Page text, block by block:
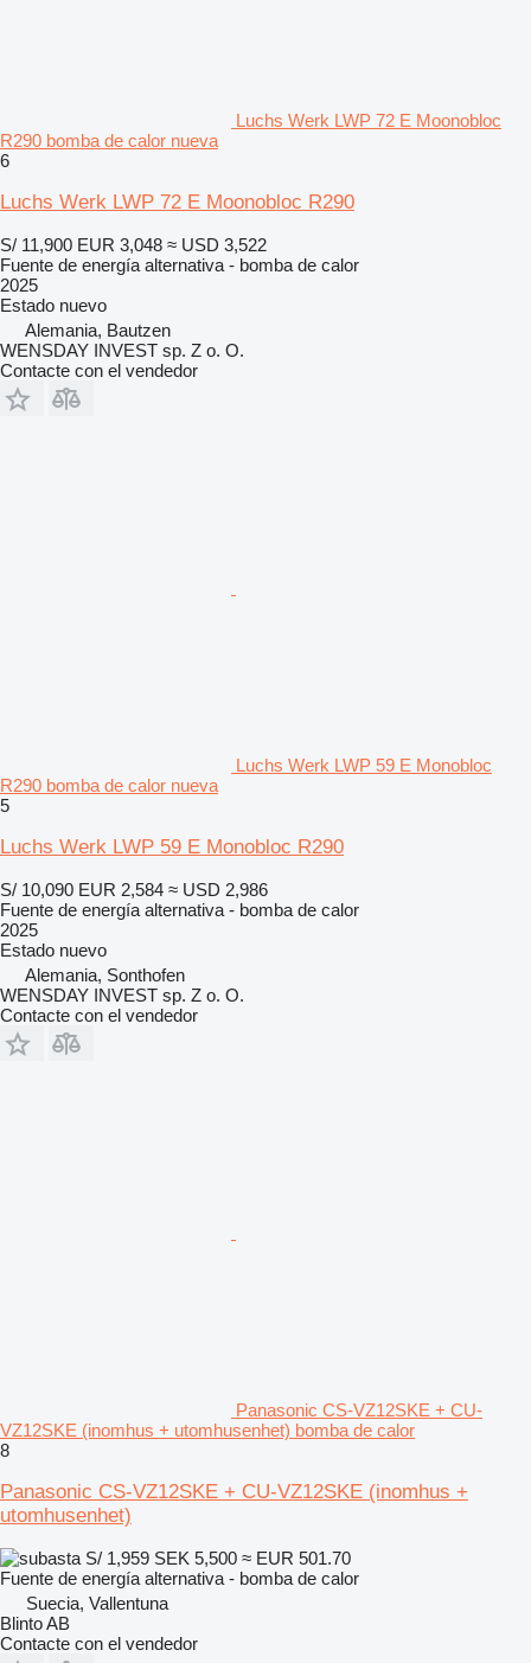
Luchs Werk LWP 72 E Moonobloc
R290 bomba de calor nueva
6
Luchs Werk LWP 72 E Moonobloc R290
S/ 11,900 EUR 3,048 ≈ USD 3,522
Fuente de energía alternativa - bomba de calor
2025
Estado nuevo
Alemania, Bautzen
WENSDAY INVEST sp. Z o. O.
Contacte con el vendedor
Luchs Werk LWP 59 E Monobloc
R290 bomba de calor nueva
5
Luchs Werk LWP 59 E Monobloc R290
S/ 10,090 EUR 2,584 ≈ USD 2,986
Fuente de energía alternativa - bomba de calor
2025
Estado nuevo
Alemania, Sonthofen
WENSDAY INVEST sp. Z o. O.
Contacte con el vendedor
Panasonic CS-VZ12SKE + CU-
VZ12SKE (inomhus + utomhusenhet) bomba de calor
8
Panasonic CS-VZ12SKE + CU-VZ12SKE (inomhus +
utomhusenhet)
S/ 1,959 SEK 5,500 ≈ EUR 501.70
Fuente de energía alternativa - bomba de calor
Suecia, Vallentuna
Blinto AB
Contacte con el vendedor